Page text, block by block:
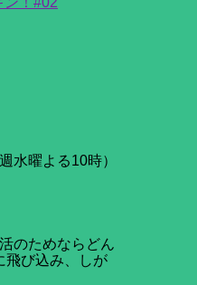
水曜よる10時）
のためならどん
飛び込み、しが